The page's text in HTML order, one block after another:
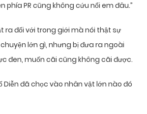
phía PR cũng không cứu nổi em đâu.”
ra đối với trong giới mà nói thật sự
lớn gì, nhưng bị đưa ra ngoài
đen, muốn cãi cũng không cãi được.
Diễn đã chọc vào nhân vật lớn nào đó